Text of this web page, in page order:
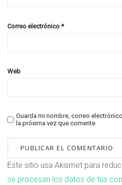
Correo electrónico *
Web
Guarda mi nombre, correo
la próxima vez que comente.
Este sitio usa Akismet para
se procesan los datos de tus